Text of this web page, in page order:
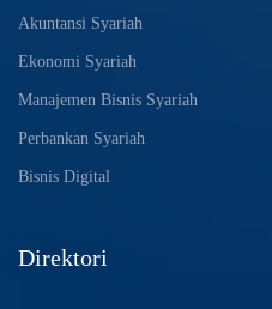
Akuntansi Syariah
Ekonomi Syariah
Manajemen Bisnis Syariah
Perbankan Syariah
Bisnis Digital
Direktori